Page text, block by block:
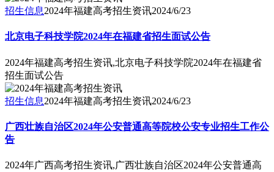
招生信息2024年福建高考招生资讯2024/6/23
北京电子科技学院2024年在福建省招生面试公告
2024年福建高考招生资讯,北京电子科技学院2024年在福建省
招生面试公告
招生信息2024年福建高考招生资讯2024/6/23
广西壮族自治区2024年公安普通高等院校公安专业招生工作公
告
2024年广西高考招生资讯,广西壮族自治区2024年公安普通高